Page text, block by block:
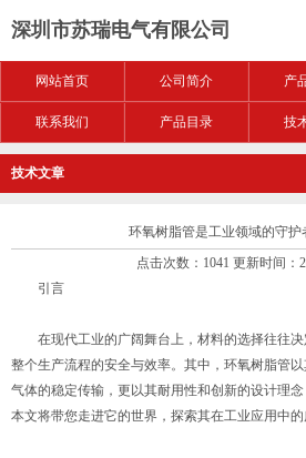
深圳市苏瑞电气有限公司
网站首页 公司简介 产
联系我们 产品目录 技
技术文章
环氧树脂管是工业领域的守护
点击次数：1041 更新时间：
引言
在现代工业的广阔舞台上，材料的选择往往决
整个生产流程的安全与效率。其中，环氧树脂管
气体的稳定传输，更以其耐用性和创新的设计理念
本文将带您走进它的世界，探索其在工业应用中的